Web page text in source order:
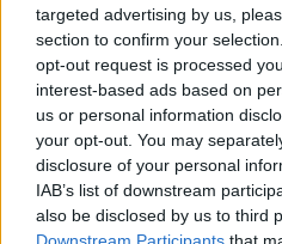
targeted advertising by us,
section to confirm your
opt-out request is processed
interest-based ads based on
us or personal information
your opt-out. You may
disclosure of your personal
IAB’s list of downstream
also be disclosed by us to third
Πολιτικό Παρασκήνιο |